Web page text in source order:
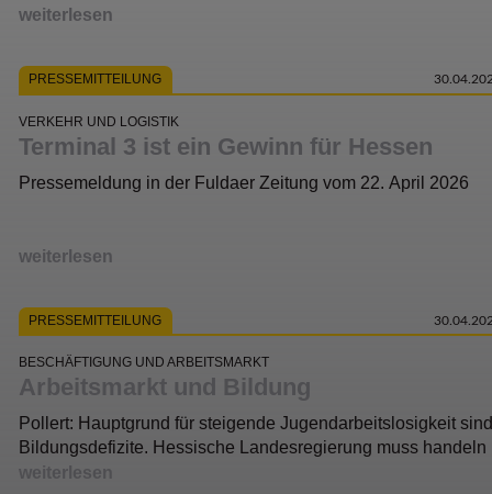
weiterlesen
PRESSEMITTEILUNG
VERKEHR UND LOGISTIK
Terminal 3 ist ein Gewinn für Hessen
Pressemeldung in der Fuldaer Zeitung vom 22. April 2026
weiterlesen
PRESSEMITTEILUNG
BESCHÄFTIGUNG UND ARBEITSMARKT
Arbeitsmarkt und Bildung
Pollert: Hauptgrund für steigende Jugendarbeitslosigkeit sind
Bildungsdefizite. Hessische Landesregierung muss handeln
weiterlesen